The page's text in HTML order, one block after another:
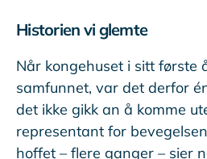
Historien vi glemte
Når kongehuset i sitt første
samfunnet, var det derfor
det ikke gikk an å komme
representant for
hoffet – flere ganger – sier